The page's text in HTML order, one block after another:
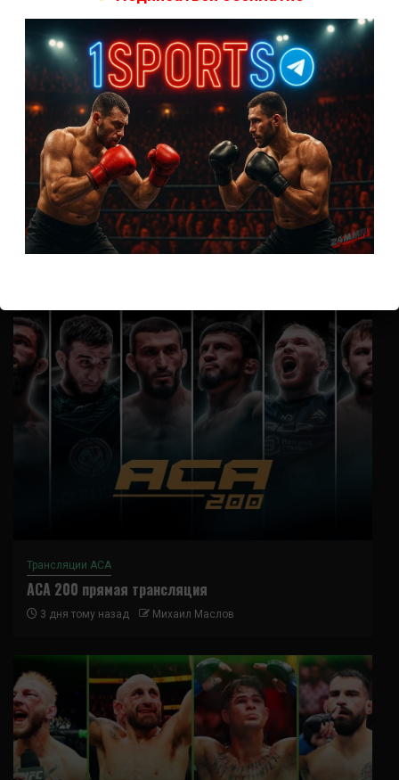
А как смотреть с ноутбука?
Анонимно кРасписание боев UFC
Кусок говна ты, существом даже нельзя ,такое как ты назвать!
АнонимнокКонор МакГрегор
УЧ
АнонимнокРэнди Браун — Николас Далби
не запускается ни один бой, реклама есть, а когда
заканчивается начинается загрузка видео длиною в жизнь.
Исправьте пожалуйста
Трансляции ACA
ACA 200 прямая трансляция
3 дня тому назад Михаил Маслов